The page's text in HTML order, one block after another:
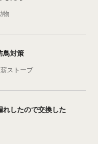
物
鳥対策
薪ストーブ
したので交換した